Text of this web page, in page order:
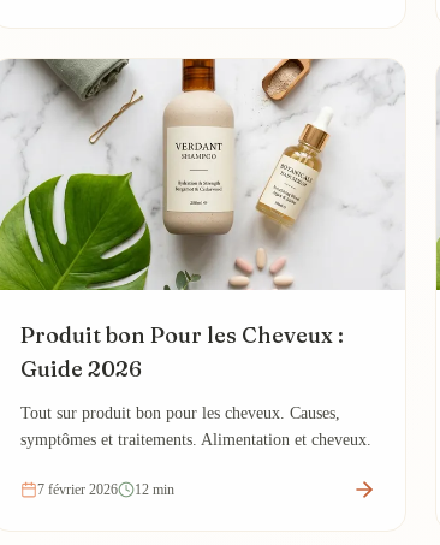
Produit bon Pour les Cheveux :
Guide 2026
Tout sur produit bon pour les cheveux. Causes,
symptômes et traitements. Alimentation et cheveux.
7 février 2026 12 min